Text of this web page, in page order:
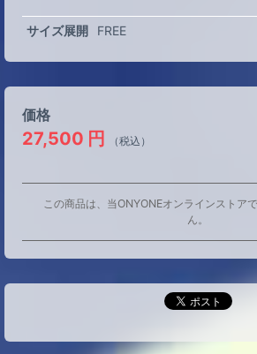
サイズ展開 FREE
価格
27,500 円 （税込）
この商品は、当ONYONEオンラインストア
ん。